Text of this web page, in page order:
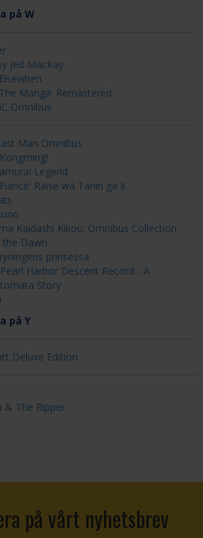
på W
Jed MacKay
Manga: Remastered
Omnibus
Man Omnibus
Legend
Raise wa Tanin ga Ii
Kaidashi Kikou: Omnibus Collection
the Dawn
prinsessa
Harbor Descent Record - A
Story
på Y
Deluxe Edition
& The Ripper
på vårt nyhetsbrev